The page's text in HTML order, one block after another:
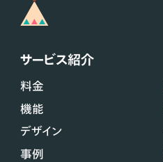
サービス紹介
料金
機能
デザイン
事例